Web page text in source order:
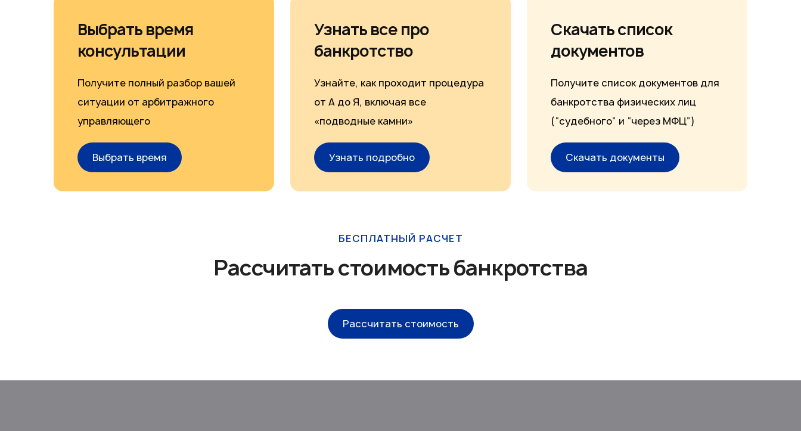
Выбрать время
консультации
Получите полный разбор вашей
ситуации от арбитражного
управляющего
Выбрать время
Узнать все про
банкротство
Узнайте, как проходит процедура
от А до Я, включая все
«подводные камни»
Узнать подробно
Скачать список
документов
Получите список документов для
банкротства физических лиц
(“судебного” и “через МФЦ”)
Скачать документы
БЕСПЛАТНЫЙ РАСЧЕТ
Рассчитать стоимость банкротства
Рассчитать стоимость